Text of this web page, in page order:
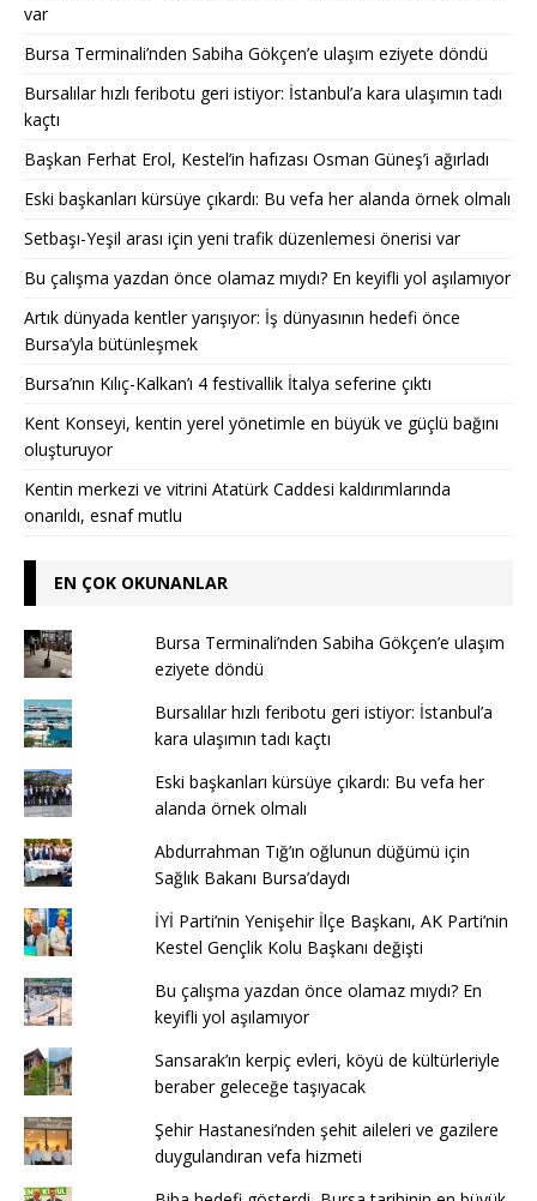
var
Bursa Terminali’nden Sabiha Gökçen’e ulaşım eziyete döndü
Bursalılar hızlı feribotu geri istiyor: İstanbul’a kara ulaşımın tadı
kaçtı
Başkan Ferhat Erol, Kestel’in hafızası Osman Güneş’i ağırladı
Eski başkanları kürsüye çıkardı: Bu vefa her alanda örnek olmalı
Setbaşı-Yeşil arası için yeni trafik düzenlemesi önerisi var
Bu çalışma yazdan önce olamaz mıydı? En keyifli yol aşılamıyor
Artık dünyada kentler yarışıyor: İş dünyasının hedefi önce
Bursa’yla bütünleşmek
Bursa’nın Kılıç-Kalkan’ı 4 festivallik İtalya seferine çıktı
Kent Konseyi, kentin yerel yönetimle en büyük ve güçlü bağını
oluşturuyor
Kentin merkezi ve vitrini Atatürk Caddesi kaldırımlarında
onarıldı, esnaf mutlu
EN ÇOK OKUNANLAR
Bursa Terminali’nden Sabiha Gökçen’e ulaşım
eziyete döndü
Bursalılar hızlı feribotu geri istiyor: İstanbul’a
kara ulaşımın tadı kaçtı
Eski başkanları kürsüye çıkardı: Bu vefa her
alanda örnek olmalı
Abdurrahman Tığ’ın oğlunun düğümü için
Sağlık Bakanı Bursa’daydı
İYİ Parti’nin Yenişehir İlçe Başkanı, AK Parti’nin
Kestel Gençlik Kolu Başkanı değişti
Bu çalışma yazdan önce olamaz mıydı? En
keyifli yol aşılamıyor
Sansarak’ın kerpiç evleri, köyü de kültürleriyle
beraber geleceğe taşıyacak
Şehir Hastanesi’nden şehit aileleri ve gazilere
duygulandıran vefa hizmeti